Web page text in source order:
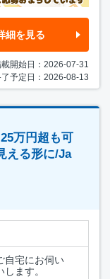
細を見る
載開始日：2026-07-31
予定日：2026-08-13
万円超も可
える形に/Ja
自宅にお伺い
ます。